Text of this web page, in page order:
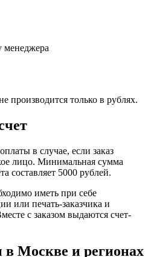
менеджера
производится только в рублях.
в случае, если заказ
лицо. Минимальная сумма
составляет 5000 рублей.
иметь при себе
или печать-заказчика и
с заказом выдаются счет-
в Москве и регионах